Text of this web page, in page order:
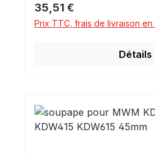
Prix régulier :
35,51 €
Prix TTC, frais de livraison en
Détails